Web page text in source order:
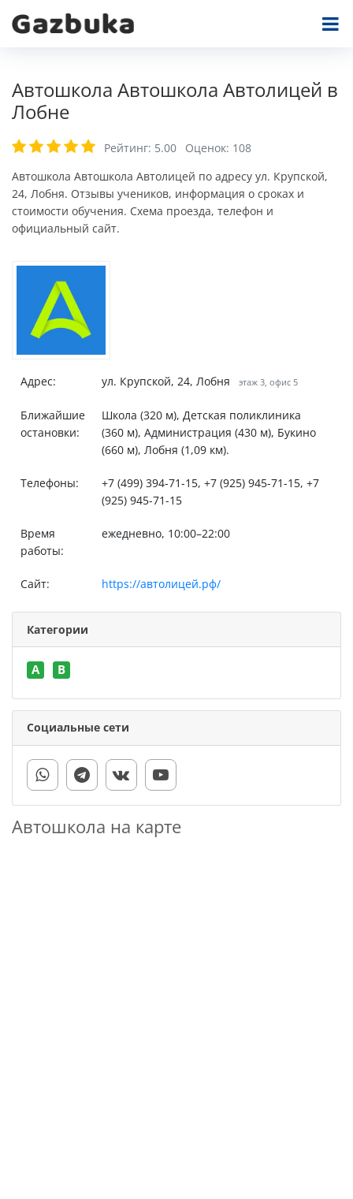
Автошкола Автошкола Автолицей в
Лобне
Рейтинг: 5.00 Оценок: 108
Автошкола Автошкола Автолицей по адресу ул. Крупской,
24, Лобня. Отзывы учеников, информация о сроках и
стоимости обучения. Схема проезда, телефон и
официальный сайт.
Адрес: ул. Крупской, 24, Лобня этаж 3, офис 5
Ближайшие
остановки:
Школа (320 м), Детская поликлиника
(360 м), Администрация (430 м), Букино
(660 м), Лобня (1,09 км).
Телефоны:
+7 (499) 394-71-15, +7 (925) 945-71-15, +7
(925) 945-71-15
Время
работы:
ежедневно, 10:00–22:00
Сайт: https://автолицей.рф/
Категории
A B
Социальные сети
Автошкола на карте